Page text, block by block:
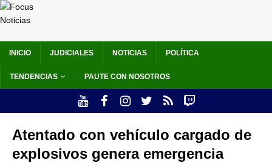
INICIO JUDICIALES NOTICIAS POLÍTICA
TENDENCIAS PAUTE CON NOSOTROS
Atentado con vehículo cargado de
explosivos genera emergencia